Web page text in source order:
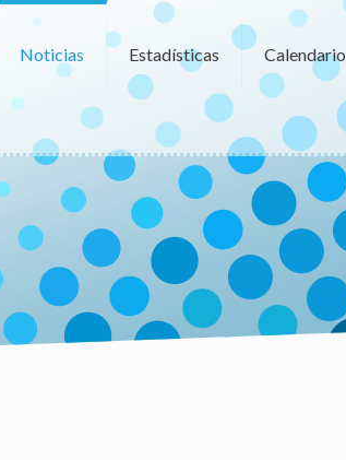
Noticias Estadísticas Calendario